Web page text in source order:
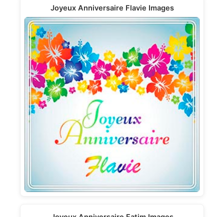
Joyeux Anniversaire Flavie Images